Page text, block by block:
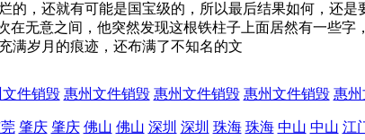
，还就有可能是国宝级的，所以最后结果如何，还
无意之间，他突然发现这根铁柱子上面居然有一些
满岁月的痕迹，还布满了不知名的文
件销毁 惠州文件销毁 惠州文件销毁 惠州文件销毁 惠
肇庆 肇庆 佛山 佛山 深圳 深圳 珠海 珠海 中山 中山 江